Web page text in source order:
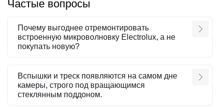
Частые вопросы
Почему выгоднее отремонтировать
встроенную микроволновку Electrolux, а не
покупать новую?
Вспышки и треск появляются на самом дне
камеры, строго под вращающимся
стеклянным поддоном.